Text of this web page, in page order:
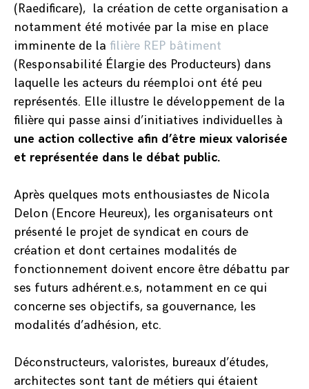
(Raedificare), la création de cette organisation a
notamment été motivée par la mise en place
imminente de la filière REP bâtiment
(Responsabilité Élargie des Producteurs) dans
laquelle les acteurs du réemploi ont été peu
représentés. Elle illustre le développement de la
filière qui passe ainsi d’initiatives individuelles à
une action collective afin d’être mieux valorisée
et représentée dans le débat public.
Après quelques mots enthousiastes de Nicola
Delon (Encore Heureux), les organisateurs ont
présenté le projet de syndicat en cours de
création et dont certaines modalités de
fonctionnement doivent encore être débattu par
ses futurs adhérent.e.s, notamment en ce qui
concerne ses objectifs, sa gouvernance, les
modalités d’adhésion, etc.
Déconstructeurs, valoristes, bureaux d’études,
architectes sont tant de métiers qui étaient